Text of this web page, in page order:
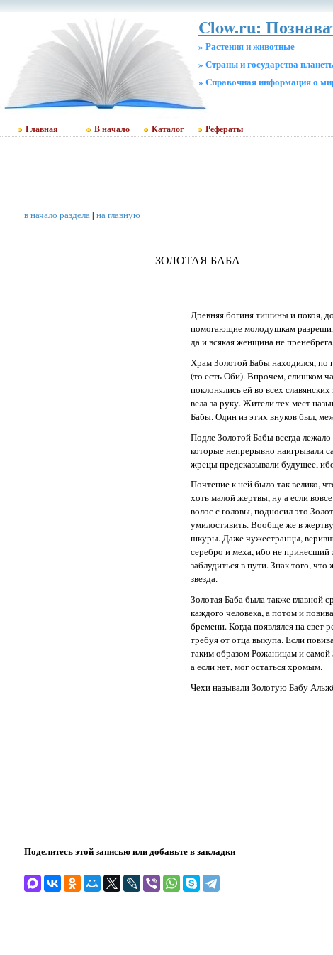
Clow.ru:
» Растения и животные
» Страны и государства
» Cправочная информация о
Главная В начало Каталог Рефераты
в начало раздела| на главную
ЗОЛОТАЯ БАБА
Древняя богиня тишины и покоя,
помогающие молодушкам
да и всякая женщина не
Храм Золотой Бабы находился, по
(то есть Оби). Впрочем, слишком
поклонялись ей во всех
вела за руку. Жители тех мест
Бабы. Один из этих внуков был,
Подле Золотой Бабы всегда
которые непрерывно наигрывали
жрецы предсказывали будущее,
Почтение к ней было так велико,
хоть малой жертвы, ну а если
волос с головы, подносил это
умилостивить. Вообще же в
шкуры. Даже чужестранцы,
серебро и меха, ибо не
заблудиться в пути. Знак того,
звезда.
Золотая Баба была также главной
каждого человека, а потом и
бремени. Когда появлялся на свет
требуя от отца выкупа. Если
таким образом Рожаницам и
а если нет, мог остаться хромым.
Чехи называли Золотую Бабу
Поделитесь этой записью или добавьте в закладки